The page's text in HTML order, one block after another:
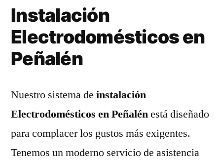
Instalación
Electrodomésticos en
Peñalén
Nuestro sistema de instalación
Electrodomésticos en Peñalénestá diseñado
para complacer los gustos más exigentes.
Tenemos un moderno servicio de asistencia